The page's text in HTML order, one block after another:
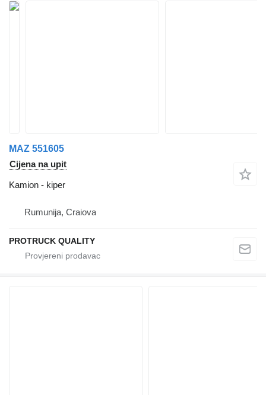
MAZ 551605
Cijena na upit
Kamion - kiper
Rumunija, Craiova
PROTRUCK QUALITY